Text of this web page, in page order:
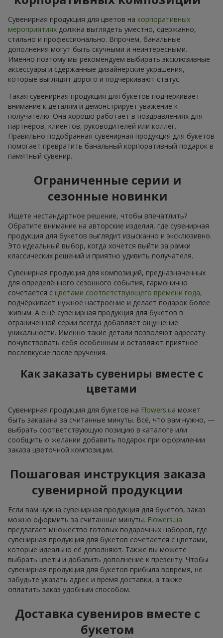
Сувенирная продукция для цветов на корпоративных
мероприятиях должна выглядеть уместно, сдержанно,
стильно и профессионально. Впрочем, банальные
дополнения могут быть скучными и неинтересными.
Именно поэтому мы рекомендуем выбирать эксклюзивные
аксессуары и сдержанные дизайнерские украшения,
которые выглядят дорого и подчёркивают статус.
Такая сувенирная продукция для букетов подчёркивает
внимание к деталям и демонстрирует уважение к
получателю. Она хорошо работает в поздравлениях для
партнёров, клиентов, руководителей или коллег.
Правильно подобранная сувенирная продукция для букетов
помогает превратить банальный корпоративный подарок в
памятный сувенир.
Ограниченные серии и
сезонные новинки
Ищете нестандартное решение, чтобы впечатлить?
Обратите внимание на авторские изделия, где сувенирная
продукция для букетов выглядит изысканно и эксклюзивно.
Это идеальный выбор, когда хочется выйти за рамки
классических решений и приятно удивить получателя.
Сувенирная продукция для композиций, предназначенных
для определённого сезонного события, гармонично
сочетается с цветами соответствующего времени года,
подчёркивает нужное настроение и делает подарок более
живым. А ещё сувенирная продукция для букетов в
ограниченной серии всегда добавляет ощущение
уникальности. Именно такие детали позволяют адресату
почувствовать себя особенным и оставляют приятное
послевкусие после вручения.
Как заказать сувениры вместе с
цветами
Сувенирная продукция для букетов на Flowers.ua может
быть заказана за считанные минуты. Всё, что вам нужно, —
выбрать соответствующую позицию в каталоге или
сообщить о желании добавить подарок при оформлении
заказа цветочной композиции.
Пошаговая инструкция заказа
сувенирной продукции
Если вам нужна сувенирная продукция для букетов, заказ
можно оформить за считанные минуты. Flowers.ua
предлагает множество готовых подарочных наборов, где
сувенирная продукция для букетов сочетается с цветами,
которые идеально её дополняют. Также вы можете
выбрать цветы и добавить дополнение к презенту. Чтобы
сувенирная продукция для букетов прибыла вовремя, не
забудьте указать адрес и время доставки, а также
оплатить заказ удобным способом.
Доставка сувениров вместе с
букетом